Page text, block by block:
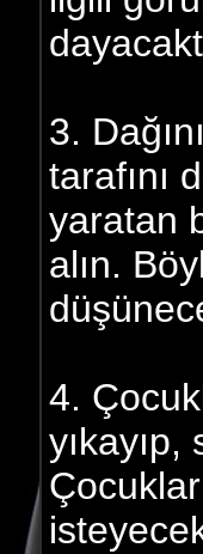
3.
tarafını
yaratan
alın.
4.